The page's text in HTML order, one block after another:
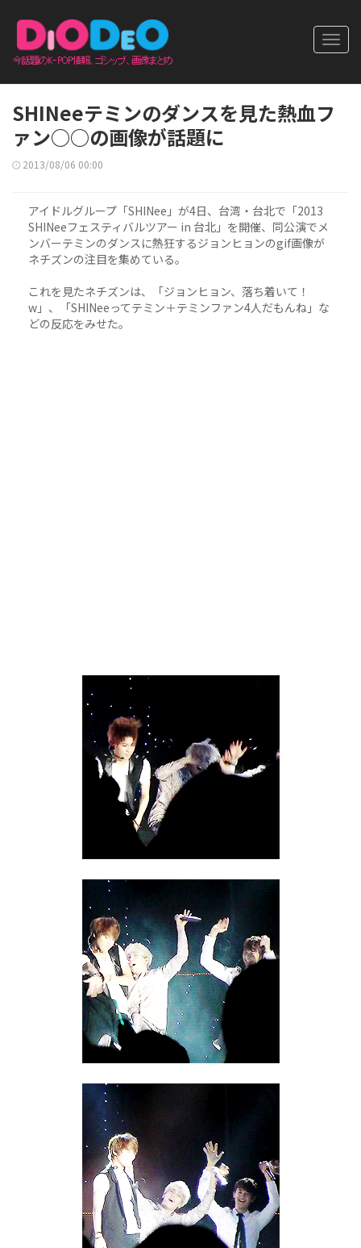
SHINeeテミンのダンスを見た熱血フ
ァン○○の画像が話題に
2013/08/06 00:00
アイドルグループ「SHINee」が4日、台湾・台北で「2013
SHINeeフェスティバルツアー in 台北」を開催、同公演でメ
ンバーテミンのダンスに熱狂するジョンヒョンのgif画像が
ネチズンの注目を集めている。
これを見たネチズンは、「ジョンヒョン、落ち着いて！
w」、「SHINeeってテミン＋テミンファン4人だもんね」な
どの反応をみせた。